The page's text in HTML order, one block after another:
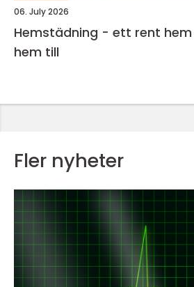
06. July 2026
Hemstädning - ett rent
hem till
Fler nyheter